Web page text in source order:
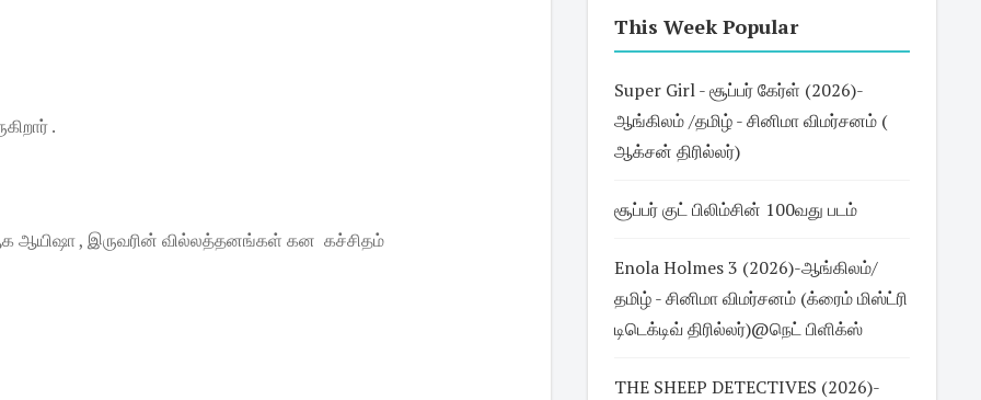
.
ஆயிஷா , இருவரின் வில்லத்தனங்கள் கன கச்சிதம்
This Week Popular
Super Girl - சூப்பர் கேர்ள் (2026)-
ஆங்கிலம் /தமிழ் - சினிமா விமர்சனம் (
ஆக்சன் திரில்லர்)
சூப்பர் குட் பிலிம்சின் 100வது படம்
Enola Holmes 3 (2026)-ஆங்கிலம்/
தமிழ் - சினிமா விமர்சனம் (க்ரைம் மிஸ்ட்ரி
டிடெக்டிவ் திரில்லர்)@நெட் பிளிக்ஸ்
THE SHEEP DETECTIVES (2026)-